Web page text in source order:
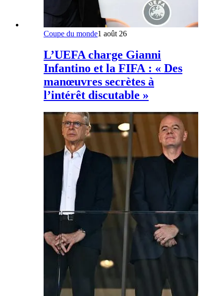
Coupe du monde1 août 26
L’UEFA charge Gianni
Infantino et la FIFA : « Des
manœuvres secrètes à
l’intérêt discutable »